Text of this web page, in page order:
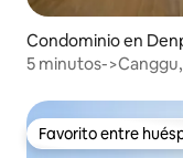
Condominio en
5 minutos-
Favorito entre
Favorito entre